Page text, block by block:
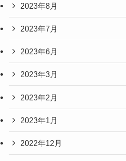
2023年8月
2023年7月
2023年6月
2023年3月
2023年2月
2023年1月
2022年12月